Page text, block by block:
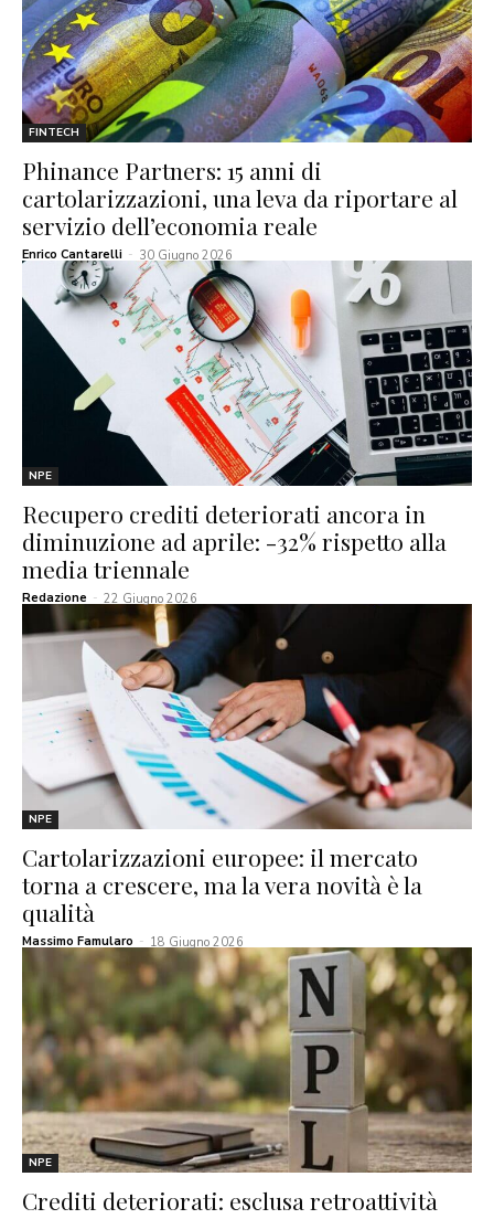
FINTECH
Phinance Partners: 15 anni di
cartolarizzazioni, una leva da riportare al
servizio dell’economia reale
Enrico Cantarelli - 30 Giugno 2026
NPE
Recupero crediti deteriorati ancora in
diminuzione ad aprile: -32% rispetto alla
media triennale
Redazione - 22 Giugno 2026
NPE
Cartolarizzazioni europee: il mercato
torna a crescere, ma la vera novità è la
qualità
Massimo Famularo - 18 Giugno 2026
NPE
Crediti deteriorati: esclusa retroattività